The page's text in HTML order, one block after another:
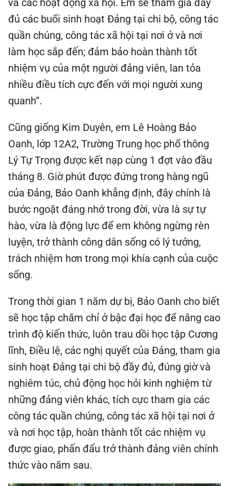
và các hoạt động xã hội. Em sẽ tham gia đầy
đủ các buổi sinh hoạt Đảng tại chi bộ, công tác
quần chúng, công tác xã hội tại nơi ở và nơi
làm học sắp đến; đảm bảo hoàn thành tốt
nhiệm vụ của một người đảng viên, lan tỏa
nhiều điều tích cực đến với mọi người xung
quanh”.
Cũng giống Kim Duyên, em Lê Hoàng Bảo
Oanh, lớp 12A2, Trường Trung học phổ thông
Lý Tự Trọng được kết nạp cùng 1 đợt vào đầu
tháng 8. Giờ phút được đứng trong hàng ngũ
của Đảng, Bảo Oanh khẳng định, đây chính là
bước ngoặt đáng nhớ trong đời, vừa là sự tự
hào, vừa là động lực để em không ngừng rèn
luyện, trở thành công dân sống có lý tưởng,
trách nhiệm hơn trong mọi khía cạnh của cuộc
sống.
Trong thời gian 1 năm dự bị, Bảo Oanh cho biết
sẽ học tập chăm chỉ ở bậc đại học để nâng cao
trình độ kiến thức, luôn trau dồi học tập Cương
lĩnh, Điều lệ, các nghị quyết của Đảng, tham gia
sinh hoạt Đảng tại chi bộ đầy đủ, đúng giờ và
nghiêm túc, chủ động học hỏi kinh nghiệm từ
những đảng viên khác, tích cực tham gia các
công tác quần chúng, công tác xã hội tại nơi ở
và nơi học tập, hoàn thành tốt các nhiệm vụ
được giao, phấn đấu trở thành đảng viên chính
thức vào năm sau.